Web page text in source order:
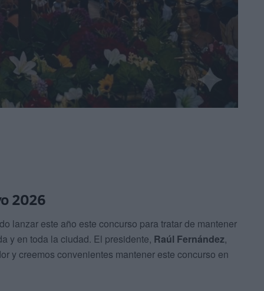
2026
lanzar este año este concurso para tratar de mantener
y en toda la ciudad. El presidente, Raúl Fernández,
y creemos convenientes mantener este concurso en